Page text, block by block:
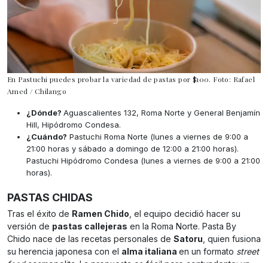
En Pastuchi puedes probar la variedad de pastas por $100. Foto: Rafael
Amed / Chilango
¿Dónde? Aguascalientes 132, Roma Norte y General Benjamín
Hill, Hipódromo Condesa.
¿Cuándo? Pastuchi Roma Norte (lunes a viernes de 9:00 a
21:00 horas y sábado a domingo de 12:00 a 21:00 horas).
Pastuchi Hipódromo Condesa (lunes a viernes de 9:00 a 21:00
horas).
PASTAS CHIDAS
Tras el éxito de Ramen Chido , el equipo decidió hacer su
versión de pastas callejeras en la Roma Norte. Pasta By
Chido nace de las recetas personales de Satoru , quien fusiona
su herencia japonesa con el alma italiana en un formato street